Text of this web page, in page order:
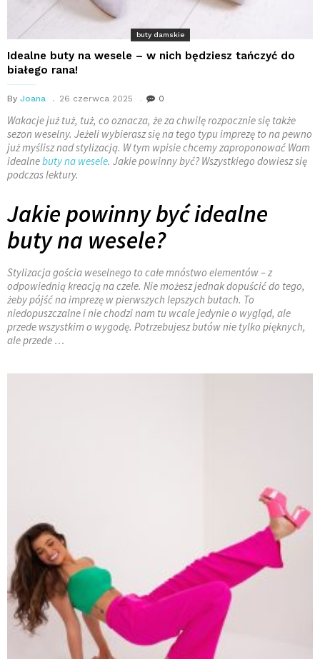
buty damskie
Idealne buty na wesele – w nich będziesz tańczyć do
białego rana!
By Joana 26 czerwca 2025 0
Wakacje już tuż, tuż, co oznacza, że za chwilę rozpocznie się także
sezon weselny. Jeżeli wybierasz się na tego typu imprezę to na pewno
już myślisz nad stylizacją. W tym wpisie chcemy zaproponować Wam
idealnebuty na wesele. Jakie powinny być? Wszystkiego dowiesz się
podczas lektury.
Jakie powinny być idealne
buty na wesele?
Stylizacja gościa weselnego to całe mnóstwo elementów – z
odpowiednią kreacją na czele. Nie możesz jednak dopuścić do tego,
żeby pójść na imprezę w pierwszych lepszych butach. To
niedopuszczalne i nie chodzi nam tu wcale jedynie o wygląd, ale
przede wszystkim o wygodę. Potrzebujesz butów nie tylko pięknych,
ale przede …